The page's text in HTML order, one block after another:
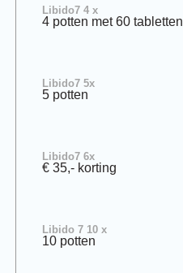
Libido7 4 x
4 potten met 60 tabletten
Libido7 5x
5 potten
Libido7 6x
€ 35,- korting
Libido 7 10 x
10 potten